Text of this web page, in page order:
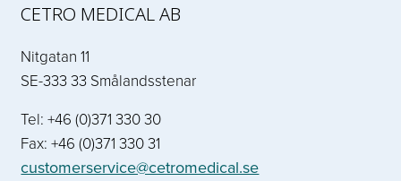
CETRO MEDICAL AB
Nitgatan 11
SE-333 33 Smålandsstenar
Tel: +46 (0)371 330 30
Fax: +46 (0)371 330 31
customerservice@cetromedical.se